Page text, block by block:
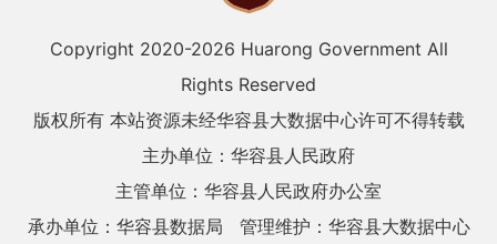
Copyright 2020-2026 Huarong Government All
Rights Reserved
版权所有 本站资源未经华容县大数据中心许可不得转载
主办单位：华容县人民政府
主管单位：华容县人民政府办公室
承办单位：华容县数据局
管理维护：华容县大数据中心